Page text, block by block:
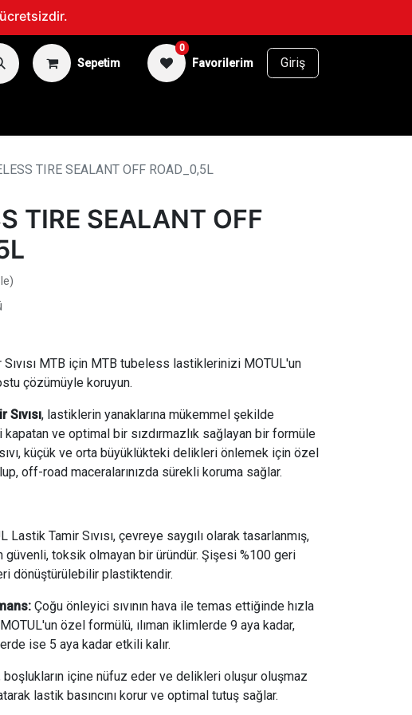
Sepetim
0
Favorilerim Giriş
TIRE SEALANT OFF ROAD_0,5L
TIRE SEALANT OFF
MTB için MTB tubeless lastiklerinizi MOTUL'un
çözümüyle koruyun.
, lastiklerin yanaklarına mükemmel şekilde
kapatan ve optimal bir sızdırmazlık sağlayan bir formüle
küçük ve orta büyüklükteki delikleri önlemek için özel
off-road maceralarınızda sürekli koruma sağlar.
Lastik Tamir Sıvısı, çevreye saygılı olarak tasarlanmış,
güvenli, toksik olmayan bir üründür. Şişesi %100 geri
dönüştürülebilir plastiktendir.
Çoğu önleyici sıvının hava ile temas ettiğinde hızla
özel formülü, ılıman iklimlerde 9 aya kadar,
ise 5 aya kadar etkili kalır.
boşlukların içine nüfuz eder ve delikleri oluşur oluşmaz
lastik basıncını korur ve optimal tutuş sağlar.